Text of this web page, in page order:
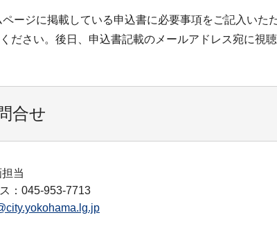
ージに掲載している申込書に必要事項をご記入い
ださい。後日、申込書記載のメールアドレス宛に視
合せ
当
：045-953-7713